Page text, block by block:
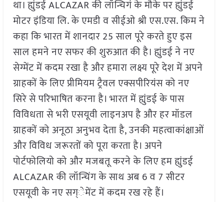
था। ह्युंडई ALCAZAR की लॉन्चिगं के मौके पर ह्युंडई
मोटर इंडिया लि. के एमडी व सीईओ श्री एस.एस. किम ने
कहा कि भारत में शानदार 25 साल पूरे करते हुए इस
साल हमने नए सफर की शुरुआत की है। ह्युंडई ने नए
सेग्मेंट में कदम रखा है और हमारा लक्ष्य पूरे देश में अपने
ग्राहकों के लिए प्रीमियम ट्रैवल एक्सपीरियंस को नए
सिरे से परिभाषित करना है। भारत में ह्युंडई के पास
विविधता से भरी एसयूवी लाइनअप है और हर मॉडल
ग्राहकों को अनूठा अनुभव देता है, उनकी महत्वाकांक्षाओं
और विविध जरूरतों को पूरा करता है। अपने
पोर्टफोलियो को और मजबतू करने के लिए हम ह्युंडई
ALCAZAR की लॉन्चिंग के साथ अब 6 व 7 सीटर
एसयूवी के नए सग्ेमेंट में कदम रख रहे हैं।